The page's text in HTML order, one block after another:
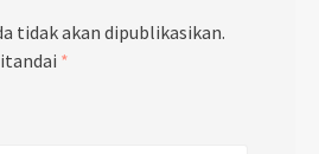
tidak akan dipublikasikan.
*